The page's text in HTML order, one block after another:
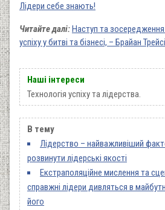
Лідери себе знають!
Читайте далі: Наступ та
успіху у битві та бізнесі, – Брайан Трейсі
Наші інтереси
Технологія успіху та лідерства.
В тему
Лідерство – найважливіший
розвинути лідерські якості
Екстраполяційне мислення та
справжні лідери дивляться в
його